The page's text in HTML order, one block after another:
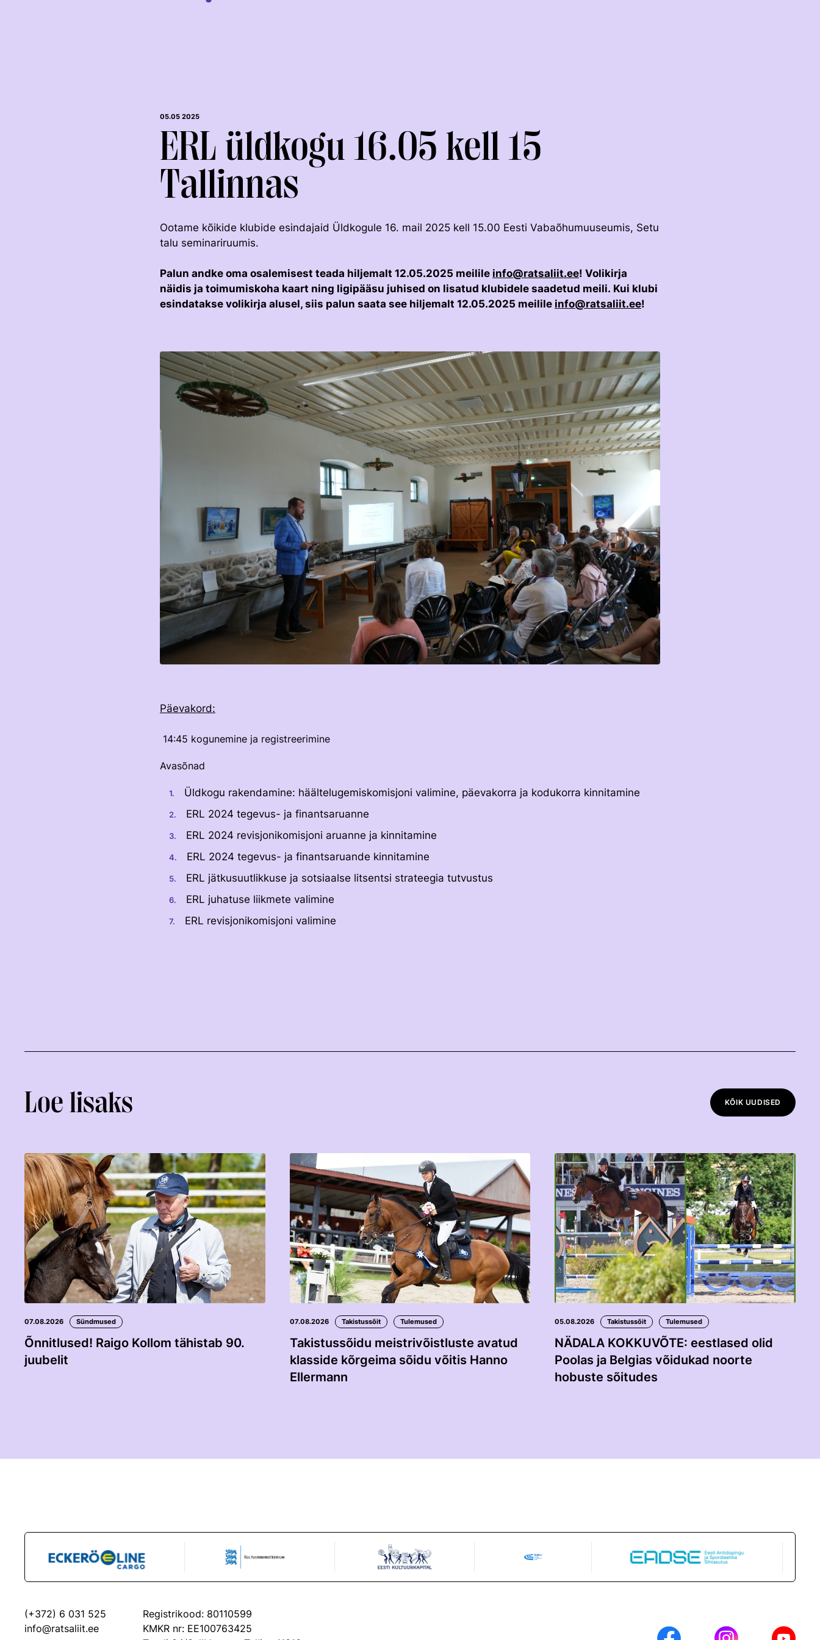
KOOLISÕIT JA
PARAKOOLISÕIT
05.05 2025
ERL üldkogu 16.05 kell 15
Tallinnas
Ootame kõikide klubide esindajaid Üldkogule 16. mail 2025 kell 15.00 Eesti Vabaõhumuuseumis, Setu
talu seminariruumis.
Palun andke oma osalemisest teada hiljemalt 12.05.2025 meilile info@ratsaliit.ee! Volikirja
näidis ja toimumiskoha kaart ning ligipääsu juhised on lisatud klubidele saadetud meili. Kui klubi
esindatakse volikirja alusel, siis palun saata see hiljemalt 12.05.2025 meilile info@ratsaliit.ee!
Päevakord:
14:45 kogunemine ja registreerimine
Avasõnad
Üldkogu rakendamine: häältelugemiskomisjoni valimine, päevakorra ja kodukorra kinnitamine
ERL 2024 tegevus- ja finantsaruanne
ERL 2024 revisjonikomisjoni aruanne ja kinnitamine
ERL 2024 tegevus- ja finantsaruande kinnitamine
ERL jätkusuutlikkuse ja sotsiaalse litsentsi strateegia tutvustus
ERL juhatuse liikmete valimine
ERL revisjonikomisjoni valimine
Loe lisaks KÕIK UUDISED
07.08.2026 Sündmused
Õnnitlused! Raigo Kollom tähistab 90.
juubelit
07.08.2026 Takistussõit Tulemused
Takistussõidu meistrivõistluste avatud
klasside kõrgeima sõidu võitis Hanno
Ellermann
05.08.2026 Takistussõit Tulemused
NÄDALA KOKKUVÕTE: eestlased olid
Poolas ja Belgias võidukad noorte
hobuste sõitudes
(+372) 6 031 525
info@ratsaliit.ee
Registrikood: 80110599
KMKR nr: EE100763425